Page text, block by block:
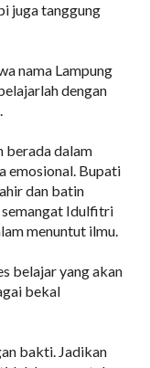
juga tanggung
nama Lampung
dengan
berada dalam
emosional. Bupati
dan batin
semangat Idulfitri
menuntut ilmu.
belajar yang akan
bekal
bakti. Jadikan